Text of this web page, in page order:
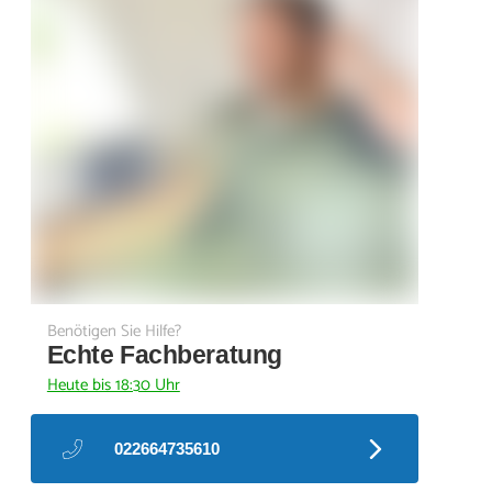
Benötigen Sie Hilfe?
Echte Fachberatung
Heute bis 18:30 Uhr
022664735610